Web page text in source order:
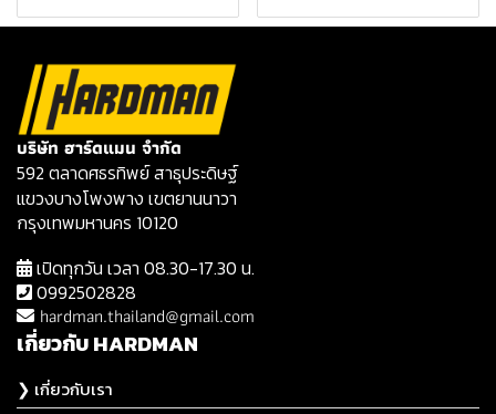
บริษัท ฮาร์ดแมน จำกัด
592 ตลาดศธรทิพย์ สาธุประดิษฐ์
แขวงบางโพงพาง เขตยานนาวา
กรุงเทพมหานคร 10120
เปิดทุกวัน เวลา 08.30-17.30 น.
0992502828
hardman.thailand@gmail.com
เกี่ยวกับ HARDMAN
❯ เกี่ยวกับเรา